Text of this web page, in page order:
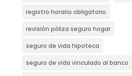
registro horario obligatorio
revisión póliza seguro hogar
seguro de vida hipoteca
seguro de vida vinculado al banco